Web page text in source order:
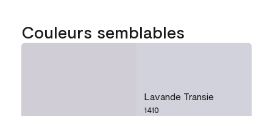
Couleurs semblables
Lavande Transie
1410